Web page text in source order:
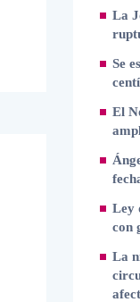
La
Se
El
Ley
con
La